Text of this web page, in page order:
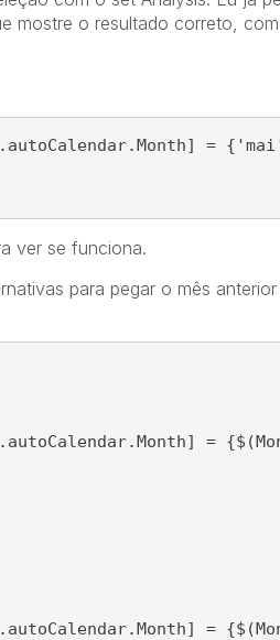
mostre o resultado correto,
=
ver se funciona.
para pegar o mês anterior
=
=